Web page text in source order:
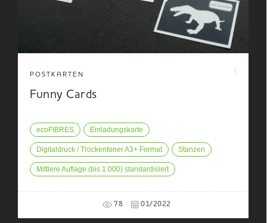
POSTKARTEN
Funny Cards
ecoFIBRES Einladungskarte
Digitaldruck / Trockentoner A3+ Format Stanzen
Mittlere Auflage (bis 1.000) standardisiert
78 01/2022